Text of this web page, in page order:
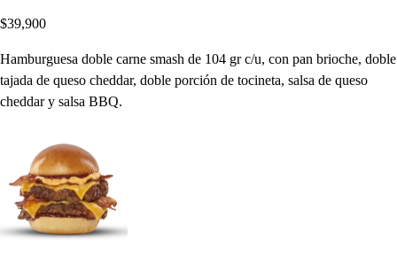
$39,900
Hamburguesa doble carne smash de 104 gr c/u, con pan brioche, doble
tajada de queso cheddar, doble porción de tocineta, salsa de queso
cheddar y salsa BBQ.